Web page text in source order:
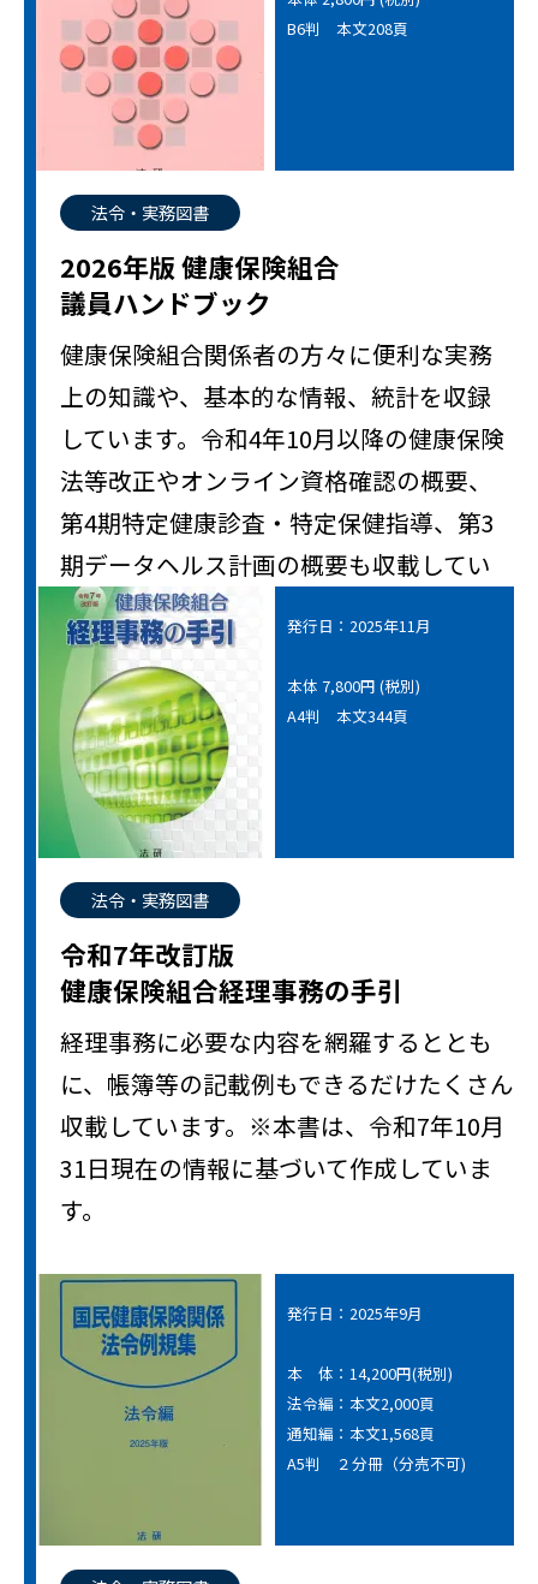
B6判 本文208頁
法令・実務図書
2026年版 健康保険組合
議員ハンドブック
健康保険組合関係者の方々に便利な実務
上の知識や、基本的な情報、統計を収録
しています。令和4年10月以降の健康保険
法等改正やオンライン資格確認の概要、
第4期特定健康診査・特定保健指導、第3
期データヘルス計画の概要も収載してい
...続きを読む
発行日：2025年11月
本体 7,800円 (税別)
A4判 本文344頁
法令・実務図書
令和7年改訂版
健康保険組合経理事務の手引
経理事務に必要な内容を網羅するととも
に、帳簿等の記載例もできるだけたくさん
収載しています。※本書は、令和7年10月
31日現在の情報に基づいて作成していま
す。
発行日：2025年9月
本 体：14,200円(税別)
法令編：本文2,000頁
通知編：本文1,568頁
A5判 ２分冊（分売不可)